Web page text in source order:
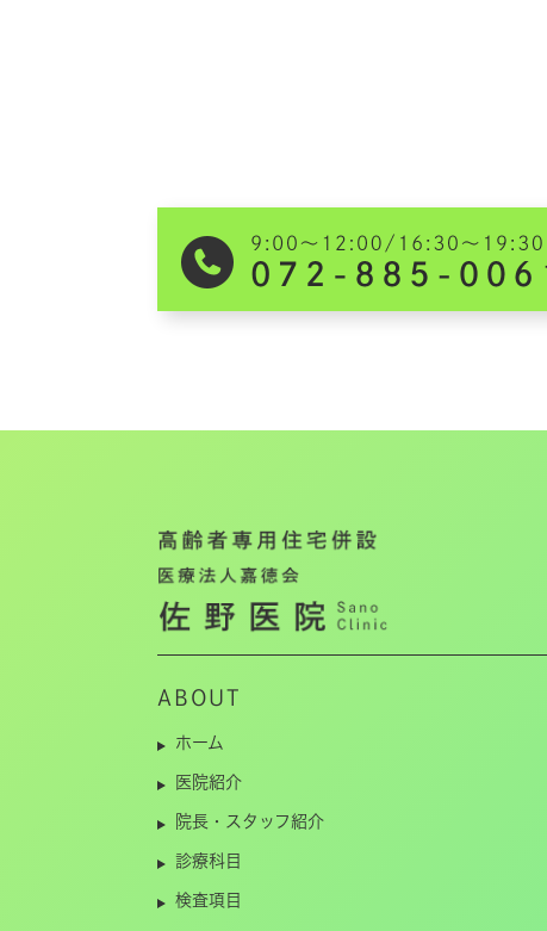
ABOUT
ホーム
医院紹介
院長・スタッフ紹介
診療科目
検査項目